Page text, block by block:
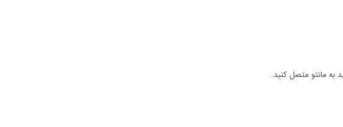
به مانتو متصل کنید.